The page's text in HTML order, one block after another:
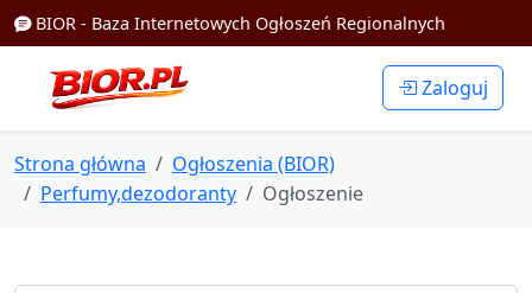
BIOR - Baza Internetowych Ogłoszeń Regionalnych
Zaloguj
Strona główna
Ogłoszenia (BIOR)
Perfumy,dezodoranty
Ogłoszenie